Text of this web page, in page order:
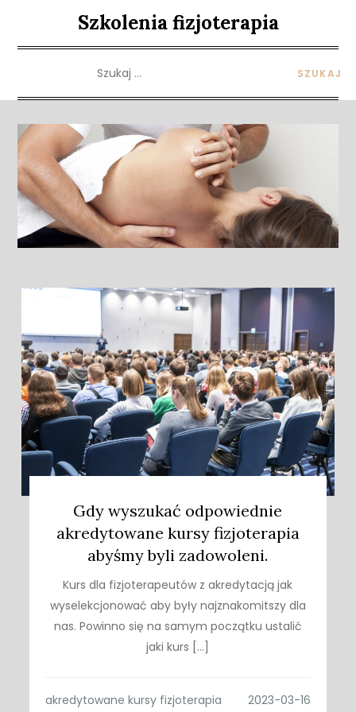
content
Szkolenia fizjoterapia
Gdy wyszukać odpowiednie
akredytowane kursy fizjoterapia
abyśmy byli zadowoleni.
Kurs dla fizjoterapeutów z akredytacją jak
wyselekcjonować aby były najznakomitszy dla
nas. Powinno się na samym początku ustalić
jaki kurs […]
akredytowane kursy fizjoterapia